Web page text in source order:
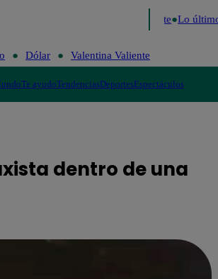
Lo último
Dólar Valentina Valiente
Te ayudoTendenciasDeportesEspectáculos
dentro de una